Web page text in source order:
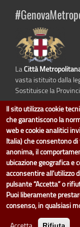
LaCittà
vasta istituito dalla
Sostituisce la
Il design e la gestione
Direzione è
accedi (area
Il sito utilizza cookie
che garantiscono la
web e cookie analitici
Italia) che consentono
anonima, il
ubicazione geografica e
acconsentire all’utilizzo
pulsante “Accetta” o
Puoi liberamente
consenso, in qualsiasi